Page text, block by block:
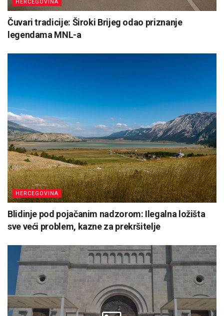
HERCEGOVINA
Čuvari tradicije: Široki Brijeg odao priznanje
legendama MNL-a
HERCEGOVINA
Blidinje pod pojačanim nadzorom: Ilegalna ložišta
sve veći problem, kazne za prekršitelje